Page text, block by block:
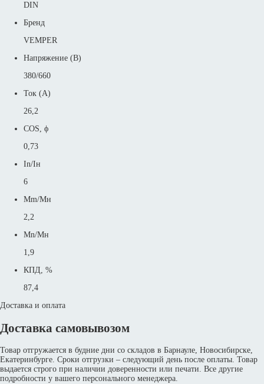
DIN
Бренд
VEMPER
Напряжение (В)
380/660
Ток (А)
26,2
COS, ϕ
0,73
In/Iн
6
Mm/Mн
2,2
Mn/Mн
1,9
КПД, %
87,4
Доставка и оплата
Доставка самовывозом
Товар отгружается в будние дни со складов в Барнауле, Новосибирске,
Екатеринбурге. Сроки отгрузки – следующий день после оплаты. Товар
выдается строго при наличии доверенности или печати. Все другие
подробности у вашего персонального менеджера.